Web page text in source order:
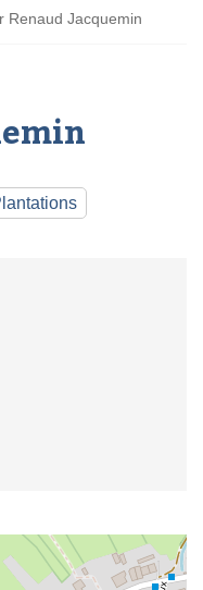
Renaud Jacquemin